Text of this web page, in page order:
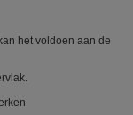
het voldoen aan de